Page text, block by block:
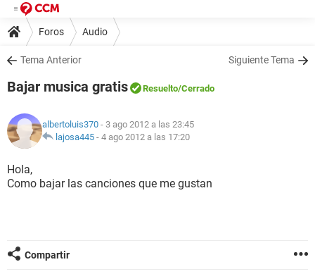
Foros Audio
Tema Anterior Siguiente Tema
Bajar musica gratis Resuelto/Cerrado
albertoluis370 - 3 ago 2012 a las 23:45
lajosa445 - 4 ago 2012 a las 17:20
Hola,
Como bajar las canciones que me gustan
Compartir